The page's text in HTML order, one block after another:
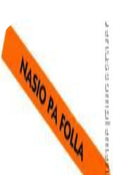
AÑADIR
AL
CARRITO